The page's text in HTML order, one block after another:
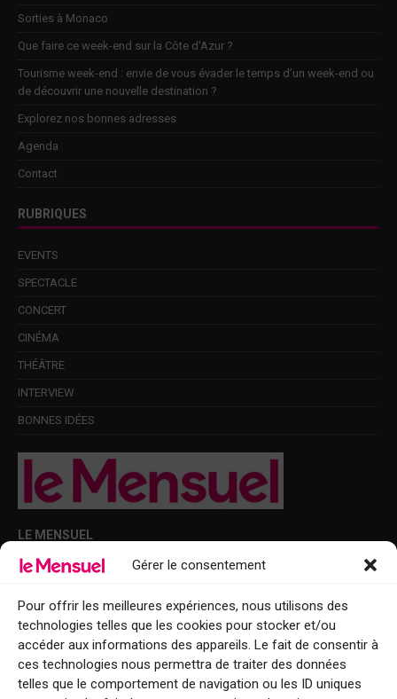
Gérer le consentement
Pour offrir les meilleures expériences, nous utilisons des
technologies telles que les cookies pour stocker et/ou
accéder aux informations des appareils. Le fait de consentir à
ces technologies nous permettra de traiter des données
telles que le comportement de navigation ou les ID uniques
Sorties à Monaco
Que faire ce week-end sur la Côte d’Azur ?
Tourisme week-end : envie de vous évader le temps d’un week-end ou
de découvrir une nouvelle destination ?
Explorez nos bonnes adresses
Agenda
Contact
RUBRIQUES
EVENTS
SPECTACLE
CONCERT
CINÉMA
THÉÂTRE
INTERVIEW
BONNES IDÉES
LE MENSUEL
Points de diffusion Var et Alpes-Maritimes : oû trouver Le Mensuel ?
Le Mensuel en PDF : consultez le magazine en ligne
Qui sommes-nous ?
BFM Top Sorties